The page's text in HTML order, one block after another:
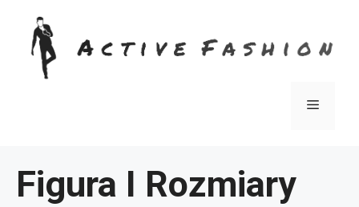
Przejdź
Menu
Figura I Rozmiary